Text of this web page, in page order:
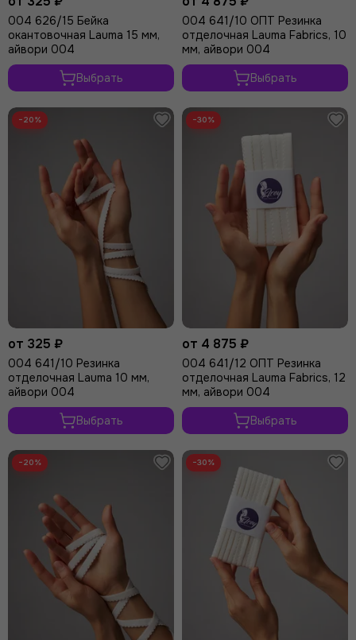
Розовый
Лаванда
Индиго
Фиолетовый
Желтый
Ментол
Кофейная роза
Крокус
004 626/15 Бейка
окантовочная Lauma 15 мм,
айвори 004
Выбрать
004 641/10 ОПТ Резинка
отделочная Lauma Fabrics, 10
мм, айвори 004
Выбрать
−20%
от 325 ₽
004 641/10 Резинка
отделочная Lauma 10 мм,
айвори 004
Выбрать
−30%
от 4 875 ₽
004 641/12 ОПТ Резинка
отделочная Lauma Fabrics, 12
мм, айвори 004
Выбрать
−20% −30%